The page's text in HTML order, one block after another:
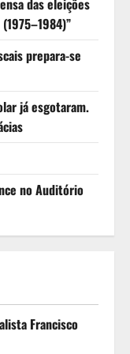
das eleições
prepara-se
já esgotaram.
no Auditório
Francisco